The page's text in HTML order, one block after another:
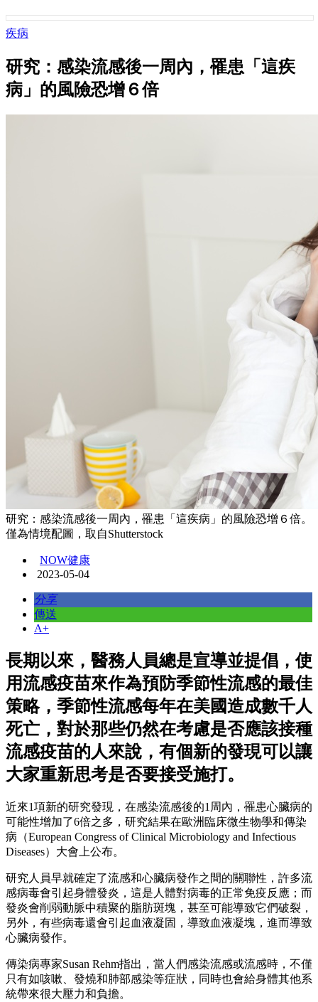
疾病
研究：感染流感後一周內，罹患「這疾
病」的風險恐增６倍
研究：感染流感後一周內，罹患「這疾病」的風險恐增６倍。
僅為情境配圖，取自Shutterstock
NOW健康
2023-05-04
分享
傳送
A+
長期以來，醫務人員總是宣導並提倡，使
用流感疫苗來作為預防季節性流感的最佳
策略，季節性流感每年在美國造成數千人
死亡，對於那些仍然在考慮是否應該接種
流感疫苗的人來說，有個新的發現可以讓
大家重新思考是否要接受施打。
近來1項新的研究發現，在感染流感後的1周內，罹患心臟病的
可能性增加了6倍之多，研究結果在歐洲臨床微生物學和傳染
病（European Congress of Clinical Microbiology and Infectious
Diseases）大會上公布。
研究人員早就確定了流感和心臟病發作之間的關聯性，許多流
感病毒會引起身體發炎，這是人體對病毒的正常免疫反應；而
發炎會削弱動脈中積聚的脂肪斑塊，甚至可能導致它們破裂，
另外，有些病毒還會引起血液凝固，導致血液凝塊，進而導致
心臟病發作。
傳染病專家Susan Rehm指出，當人們感染流感或流感時，不僅
只有如咳嗽、發燒和肺部感染等症狀，同時也會給身體其他系
統帶來很大壓力和負擔。